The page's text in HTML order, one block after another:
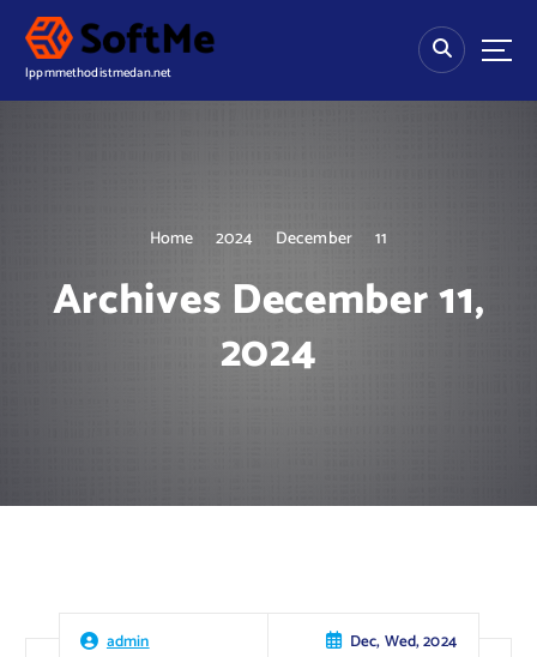
lppmmethodistmedan.net
Home 2024 December 11
Archives December 11,
2024
admin Dec, Wed, 2024